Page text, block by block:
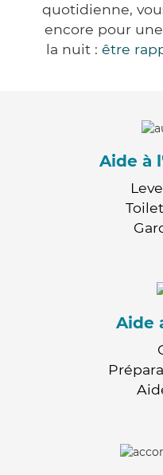
quotidienne,
encore pour
la nuit : être
Aide à
Aide